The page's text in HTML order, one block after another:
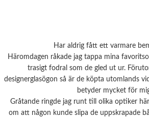
Har aldrig fått ett varmare
Häromdagen råkade jag tappa mina
trasigt fodral som de gled ut ur.
designerglasögon så är de köpta utomlands
betyder mycket för
Gråtande ringde jag runt till olika optiker
om att någon kunde slipa de uppskrapade